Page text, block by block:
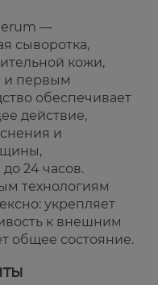
—
сыворотка,
кожи,
и первым
обеспечивает
действие,
и
24 часов.
технологиям
укрепляет
к внешним
общее состояние.